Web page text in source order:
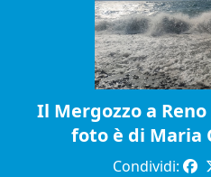
Il Mergozzo a
foto è di Maria
Condividi: